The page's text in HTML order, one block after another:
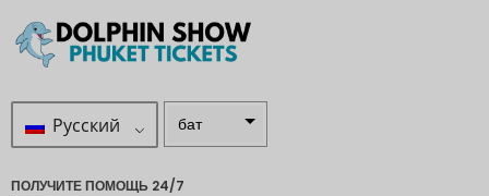
Русский бат
ПОЛУЧИТЕ ПОМОЩЬ 24/7